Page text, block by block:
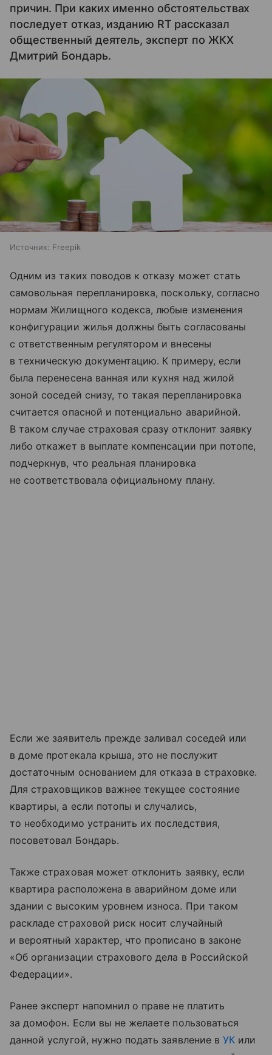
причин. При каких именно обстоятельствах
последует отказ, изданию RT рассказал
общественный деятель, эксперт по ЖКХ
Дмитрий Бондарь.
Источник: Freepik
Одним из таких поводов к отказу может стать
самовольная перепланировка, поскольку, согласно
нормам Жилищного кодекса, любые изменения
конфигурации жилья должны быть согласованы
с ответственным регулятором и внесены
в техническую документацию. К примеру, если
была перенесена ванная или кухня над жилой
зоной соседей снизу, то такая перепланировка
считается опасной и потенциально аварийной.
В таком случае страховая сразу отклонит заявку
либо откажет в выплате компенсации при потопе,
подчеркнув, что реальная планировка
не соответствовала официальному плану.
Если же заявитель прежде заливал соседей или
в доме протекала крыша, это не послужит
достаточным основанием для отказа в страховке.
Для страховщиков важнее текущее состояние
квартиры, а если потопы и случались,
то необходимо устранить их последствия,
посоветовал Бондарь.
Также страховая может отклонить заявку, если
квартира расположена в аварийном доме или
здании с высоким уровнем износа. При таком
раскладе страховой риск носит случайный
и вероятный характер, что прописано в законе
«Об организации страхового дела в Российской
Федерации».
Ранее эксперт напомнил о праве не платить
за домофон. Если вы не желаете пользоваться
данной услугой, нужно подать заявление в УК или